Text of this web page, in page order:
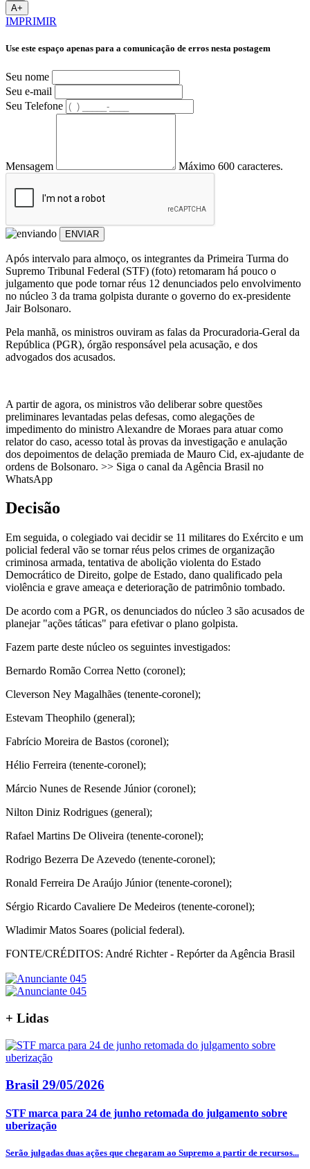
A+
IMPRIMIR
Use este espaço apenas para a comunicação de erros nesta postagem
Seu nome
Seu e-mail
Seu Telefone
Mensagem Máximo 600 caracteres.
ENVIAR
Após intervalo para almoço, os integrantes da Primeira Turma do
Supremo Tribunal Federal (STF) (foto) retomaram há pouco o
julgamento que pode tornar réus 12 denunciados pelo envolvimento
no núcleo 3 da trama golpista durante o governo do ex-presidente
Jair Bolsonaro.
Pela manhã, os ministros ouviram as falas da Procuradoria-Geral da
República (PGR), órgão responsável pela acusação, e dos
advogados dos acusados.
A partir de agora, os ministros vão deliberar sobre questões
preliminares levantadas pelas defesas, como alegações de
impedimento do ministro Alexandre de Moraes para atuar como
relator do caso, acesso total às provas da investigação e anulação
dos depoimentos de delação premiada de Mauro Cid, ex-ajudante de
ordens de Bolsonaro. >> Siga o canal da Agência Brasil no
WhatsApp
Decisão
Em seguida, o colegiado vai decidir se 11 militares do Exército e um
policial federal vão se tornar réus pelos crimes de organização
criminosa armada, tentativa de abolição violenta do Estado
Democrático de Direito, golpe de Estado, dano qualificado pela
violência e grave ameaça e deterioração de patrimônio tombado.
De acordo com a PGR, os denunciados do núcleo 3 são acusados de
planejar "ações táticas" para efetivar o plano golpista.
Fazem parte deste núcleo os seguintes investigados:
Bernardo Romão Correa Netto (coronel);
Cleverson Ney Magalhães (tenente-coronel);
Estevam Theophilo (general);
Fabrício Moreira de Bastos (coronel);
Hélio Ferreira (tenente-coronel);
Márcio Nunes de Resende Júnior (coronel);
Nilton Diniz Rodrigues (general);
Rafael Martins De Oliveira (tenente-coronel);
Rodrigo Bezerra De Azevedo (tenente-coronel);
Ronald Ferreira De Araújo Júnior (tenente-coronel);
Sérgio Ricardo Cavaliere De Medeiros (tenente-coronel);
Wladimir Matos Soares (policial federal).
FONTE/CRÉDITOS: André Richter - Repórter da Agência Brasil
+ Lidas
Brasil 29/05/2026
STF marca para 24 de junho retomada do julgamento sobre
uberização
Serão julgadas duas ações que chegaram ao Supremo a partir de recursos...